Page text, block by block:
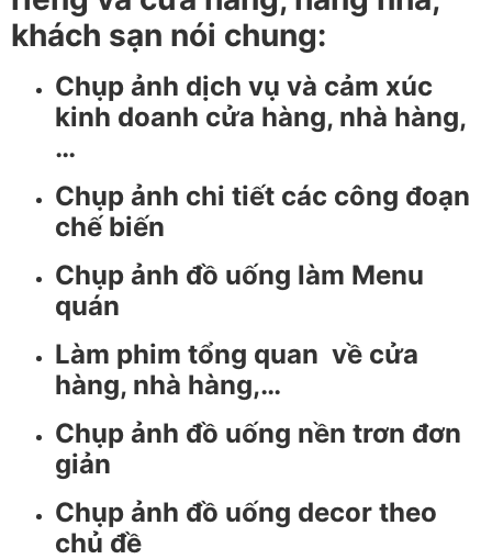
khách sạn nói chung:
Chụp ảnh dịch vụ và cảm xúc
kinh doanh cửa hàng, nhà hàng,
…
Chụp ảnh chi tiết các công đoạn
chế biến
Chụp ảnh đồ uống làm Menu
quán
Làm phim tổng quan về cửa
hàng, nhà hàng,…
Chụp ảnh đồ uống nền trơn đơn
giản
Chụp ảnh đồ uống decor theo
chủ đề